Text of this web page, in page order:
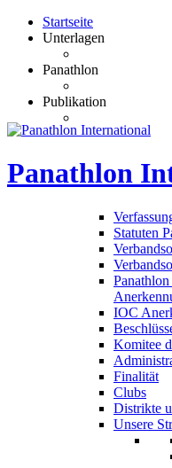
Panathlon
Startseite
Unterlagen
Statuten
IOC
Komitee
Panathlon
Finalität
Clubs
Distrikte
Unsere
Publikation